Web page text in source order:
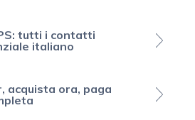
tutti i contatti
italiano
acquista ora, paga